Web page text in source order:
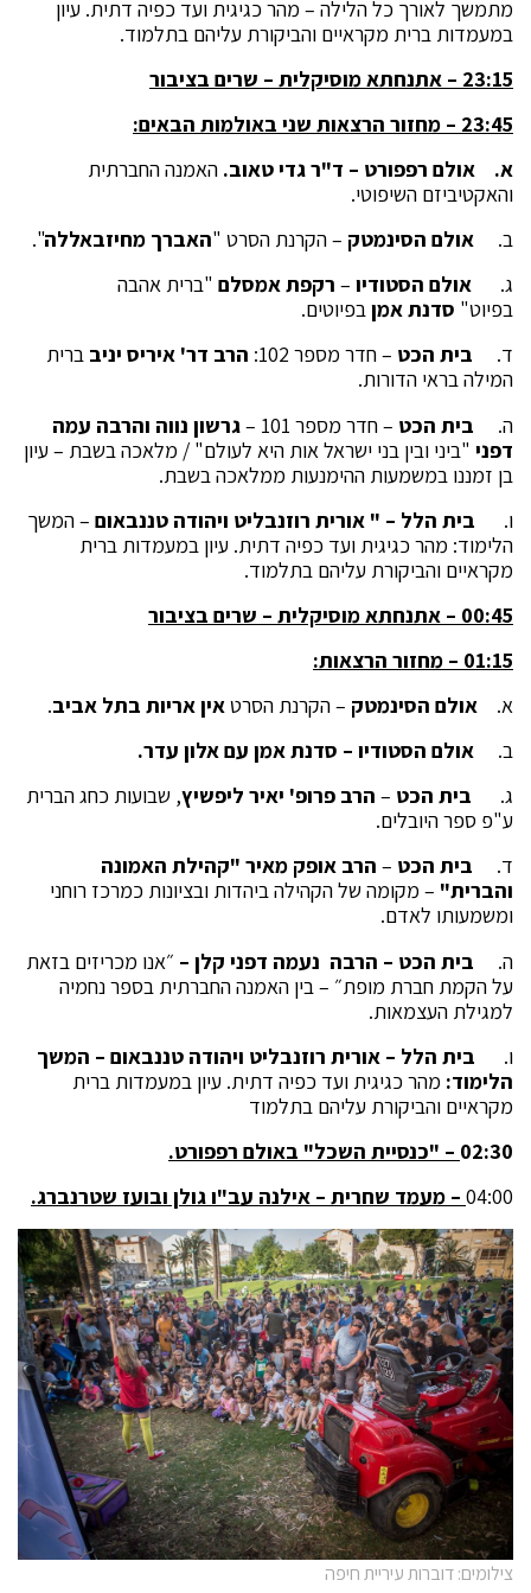
מתמשך לאורך כל הלילה – מהר כגיגית ועד כפיה דתית. עיון
במעמדות ברית מקראיים והביקורת עליהם בתלמוד.
23:15 – אתנחתא מוסיקלית – שרים בציבור
23:45 – מחזור הרצאות שני באולמות הבאים:
א. אולם רפפורט – ד"ר גדי טאוב. האמנה החברתית
והאקטיביזם השיפוטי.
ב. אולם הסינמטק – הקרנת הסרט "האברך מחיזבאללה".
ג. אולם הסטודיו– רקפת אמסלם"ברית אהבה
בפיוט" סדנת אמןבפיוטים.
ד.
בית הכט – חדר מספר 102: הרב דר' איריס יניבברית
המילה בראי הדורות.
ה.
בית הכט– חדר מספר 101 –
גרשון נווה והרבה עמה
דפני"ביני ובין בני ישראל אות היא לעולם" / מלאכה בשבת – עיון
בן זמננו במשמעות ההימנעות ממלאכה בשבת.
ו.
בית הלל – " אורית רוזנבליט ויהודה טננבאום– המשך
הלימוד: מהר כגיגית ועד כפיה דתית. עיון במעמדות ברית
מקראיים והביקורת עליהם בתלמוד.
00:45 – אתנחתא מוסיקלית – שרים בציבור
01:15 – מחזור הרצאות:
א. אולם הסינמטק– הקרנת הסרטאין אריות בתל אביב.
ב. אולם הסטודיו – סדנת אמן עם אלון עדר.
ג.
בית הכט– הרב פרופ' יאיר ליפשיץ, שבועות כחג הברית
ע"פ ספר היובלים.
ד.
בית הכט – הרב אופק מאיר "קהילת האמונה
והברית"– מקומה של הקהילה ביהדות ובציונות כמרכז רוחני
ומשמעותו לאדם.
ה.
בית הכט – הרבה נעמה דפני קלן –״אנו מכריזים בזאת
על הקמת חברת מופת״ – בין האמנה החברתית בספר נחמיה
למגילת העצמאות.
ו.
בית הלל – אורית רוזנבליט ויהודה טננבאום – המשך
הלימוד:מהר כגיגית ועד כפיה דתית. עיון במעמדות ברית
מקראיים והביקורת עליהם בתלמוד
02:30– "כנסיית השכל" באולם רפפורט.
04:00– מעמד שחרית – אילנה עב"ו גולן ובועז שטרנברג.
צילומים: דוברות עיריית חיפה